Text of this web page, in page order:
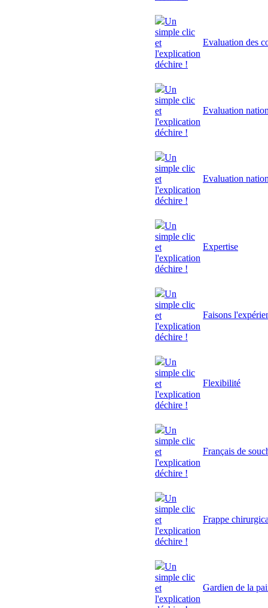
Un
simple clic
et
l'explication
déchire !
Evaluation des
Un
simple clic
et
l'explication
déchire !
Evaluation
Un
simple clic
et
l'explication
déchire !
Evaluation
Un
simple clic
et
l'explication
déchire !
Expertise
Un
simple clic
et
l'explication
déchire !
Faisons
Un
simple clic
et
l'explication
déchire !
Flexibilité
Un
simple clic
et
l'explication
déchire !
Français de
Un
simple clic
et
l'explication
déchire !
Frappe
Un
simple clic
et
l'explication
Gardien de la